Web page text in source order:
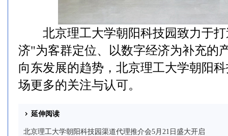
北京理工大学朝阳科技园致力于打
济"为客群定位、以数字经济为补充的
向东发展的趋势，北京理工大学朝阳
场更多的关注与认可。
延伸阅读
北京理工大学朝阳科技园渠道代理推介会5月21日盛大开启